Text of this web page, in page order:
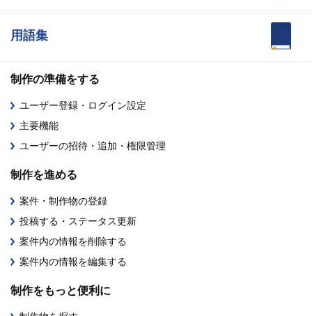
用語集
制作の準備をする
ユーザー登録・ログイン設定
主要機能
ユーザーの招待・追加・権限管理
制作を進める
案件・制作物の登録
投稿する・ステータス更新
案件内の情報を削除する
案件内の情報を編集する
制作をもっと便利に